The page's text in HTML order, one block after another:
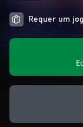
Requer um